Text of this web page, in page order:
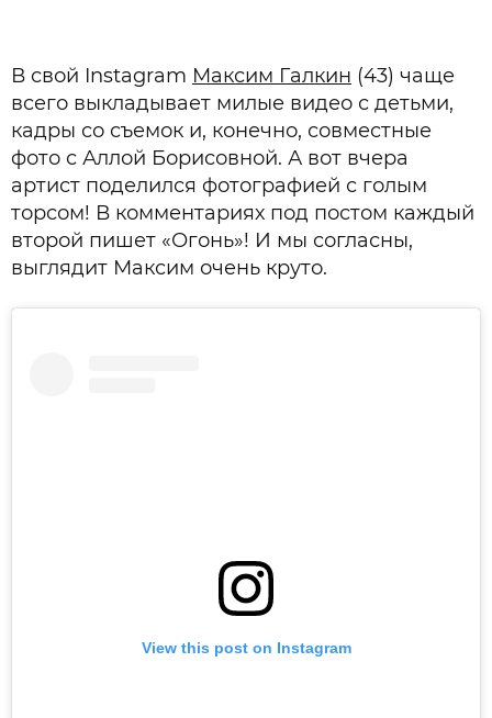
В свой Instagram Максим Галкин (43) чаще
всего выкладывает милые видео с детьми,
кадры со съемок и, конечно, совместные
фото с Аллой Борисовной. А вот вчера
артист поделился фотографией с голым
торсом! В комментариях под постом каждый
второй пишет «Огонь»! И мы согласны,
выглядит Максим очень круто.
View this post on Instagram